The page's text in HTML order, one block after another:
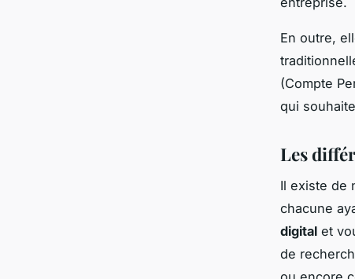
En outre,
(Compte
qui
Les
Il existe de
chacune
digital et
de